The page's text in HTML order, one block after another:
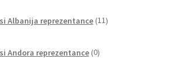
Albanija reprezentance 11izdelkov
Andora reprezentance 0izdelkov